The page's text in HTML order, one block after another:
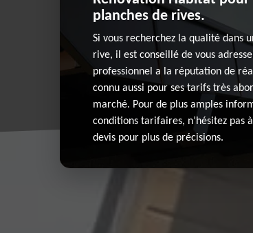
planches de rives.
Si vous recherchez la qualité dans
rive, il est conseillé de vous
professionnel a la réputation de
connu aussi pour ses tarifs très
marché. Pour de plus amples
conditions tarifaires, n’hésitez pas
devis pour plus de précisions.